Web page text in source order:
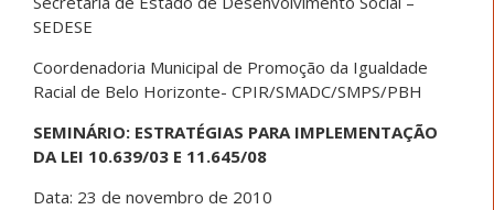
SEDESE
Coordenadoria Municipal de Promoção da Igualdade
Racial de Belo Horizonte- CPIR/SMADC/SMPS/PBH
SEMINÁRIO: ESTRATÉGIAS PARA IMPLEMENTAÇÃO
DA LEI 10.639/03 E 11.645/08
Data: 23 de novembro de 2010